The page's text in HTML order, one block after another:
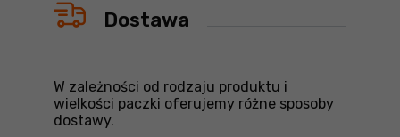
Dostawa
W zależności od rodzaju produktu i
wielkości paczki oferujemy różne sposoby
dostawy.